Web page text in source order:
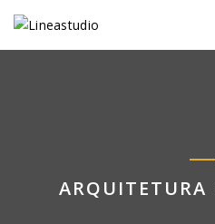
ARQUITETURA